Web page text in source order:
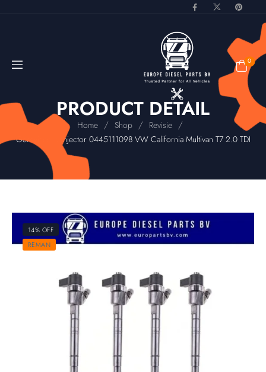
0
PRODUCT DETAIL
Home / Shop / Revisie /
Gereviseerd Injector 0445111098 VW California Multivan T7 2.0 TDI
14% OFF
REMAN